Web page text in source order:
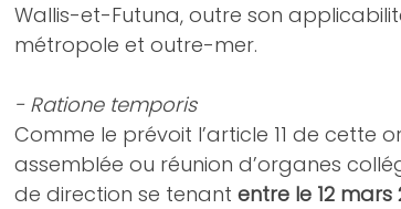
Wallis-et-Futuna, outre son
métropole et outre-mer.
- Ratione temporis
Comme le prévoit l’article 11 de cette
assemblée ou réunion d’organes
de direction se tenant entre le 12 mars